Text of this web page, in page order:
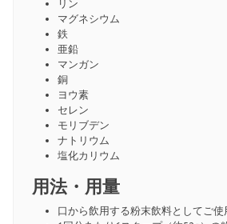
リン
マグネシウム
鉄
亜鉛
マンガン
銅
ヨウ素
セレン
モリブデン
ナトリウム
塩化カリウム
用法・用量
口から飲用する粉末飲料としてご使